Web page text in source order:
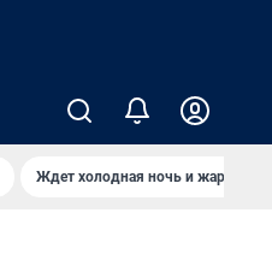
Ждет холодная ночь и жаркий